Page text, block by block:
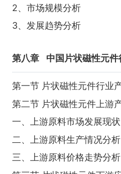
2、市场规模分析
3、发展趋势分析
第八章 中国片状磁性元
第一节 片状磁性元件行业
第二节 片状磁性元件上游
一、上游原料市场发展现状
二、上游原料生产情况分析
三、上游原料价格走势分析